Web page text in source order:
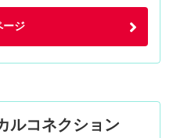
ージ
ルコネクション